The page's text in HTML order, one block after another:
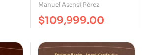
Manuel Asensi Pérez
$109,999.00